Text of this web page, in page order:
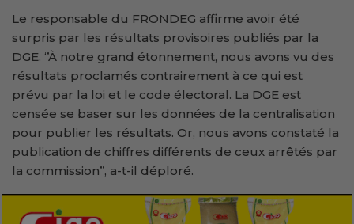
Le responsable du FRONDEG affirme avoir été
surpris par les résultats provisoires publiés par la
DGE. ‘’À notre grand étonnement, nous avons vu des
résultats proclamés contrairement à ce qui est
prévu par la loi et le code électoral. La DGE est
censée se baser sur les données de la centralisation
pour publier les résultats. Or, nous avons constaté la
publication de chiffres différents de ceux arrêtés par
la commission’’, a-t-il déploré.